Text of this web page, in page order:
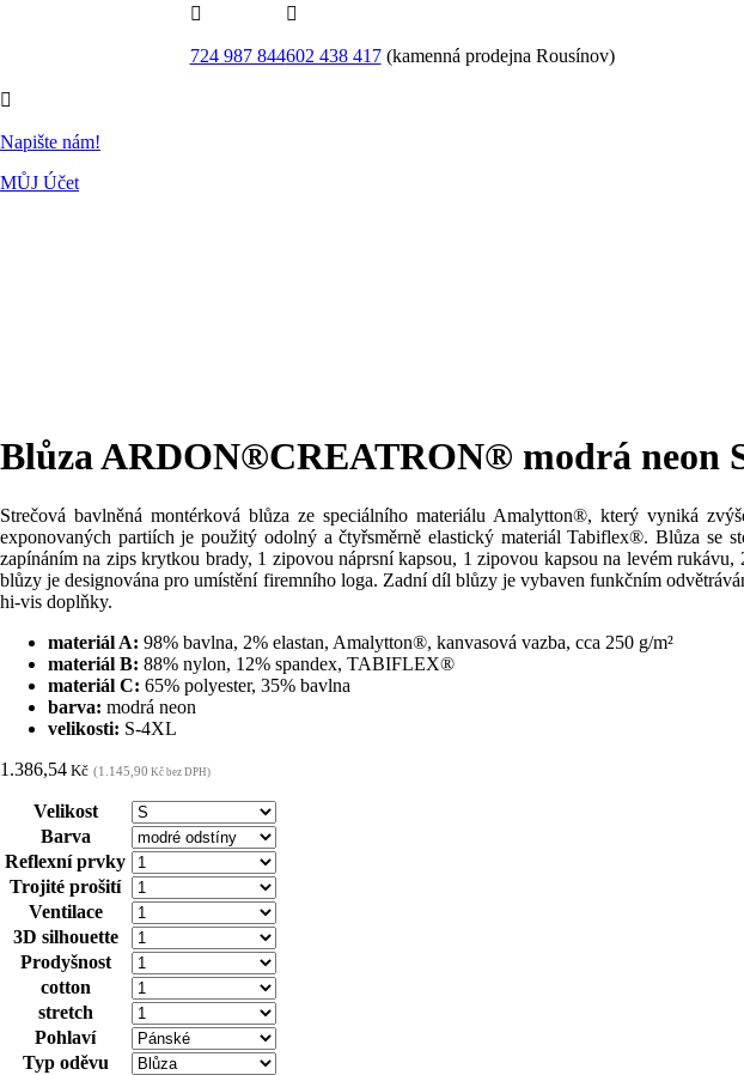

724 987 844

602 438 417(kamenná prodejna Rousínov)

Napište nám!
MŮJ Účet
Blůza ARDON®CREATRON® modrá neon
Strečová bavlněná montérková blůza ze speciálního materiálu Amalytton®, který vyniká
exponovaných partiích je použitý odolný a čtyřsměrně elastický materiál Tabiflex®. Blůza
zapínáním na zips krytkou brady, 1 zipovou náprsní kapsou, 1 zipovou kapsou na levém
blůzy je designována pro umístění firemního loga. Zadní díl blůzy je vybaven funkčním
hi-vis doplňky.
materiál A: 98% bavlna, 2% elastan, Amalytton®, kanvasová vazba, cca 250 g/m²
materiál B: 88% nylon, 12% spandex, TABIFLEX®
materiál C: 65% polyester, 35% bavlna
barva: modrá neon
velikosti: S-4XL
1.386,54 Kč (1.145,90 Kč bez DPH)
Velikost
Barva
Reflexní prvky
Trojité prošití
Ventilace
3D silhouette
Prodyšnost
cotton
stretch
Pohlaví
Typ oděvu